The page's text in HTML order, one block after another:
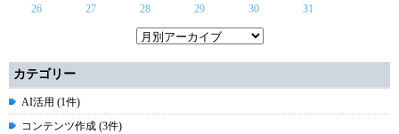
26
27 28 29 30 31
カテゴリー
AI活用 (1件)
コンテンツ作成 (3件)